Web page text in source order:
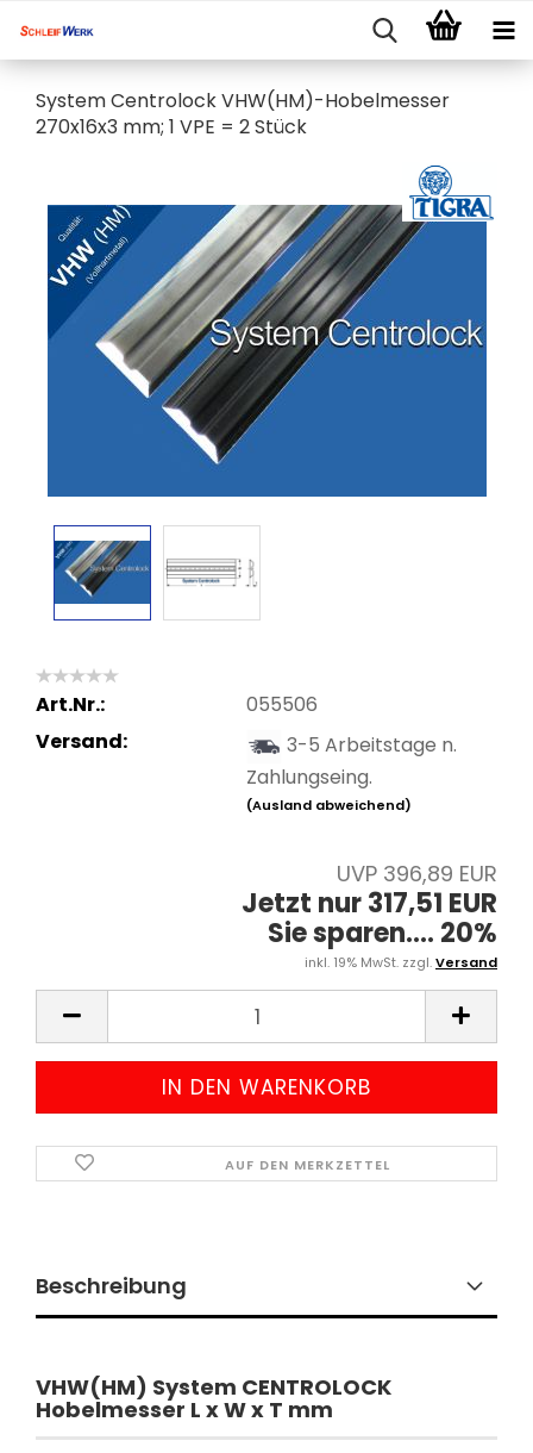
System Centrolock VHW(HM)-Hobelmesser
270x16x3 mm; 1 VPE = 2 Stück
Art.Nr.:
055506
Versand:
3-5 Arbeitstage n.
Zahlungseing.
(Ausland abweichend)
UVP 396,89 EUR
Jetzt nur 317,51 EUR
Sie sparen.... 20%
inkl. 19% MwSt. zzgl.Versand
AUF DEN MERKZETTEL
Beschreibung
VHW(HM) System CENTROLOCK
Hobelmesser L x W x T mm